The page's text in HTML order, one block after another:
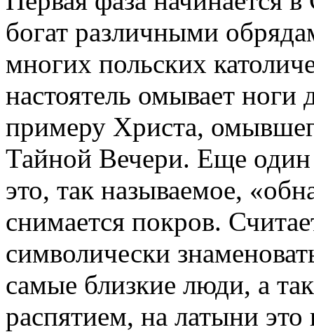
богат различными
многих польских
настоятель омывает
примеру Христа,
Тайной Вечери. Еще один
это, так называемое,
снимается покров.
символически
самые близкие люди, а
распятием, на латыни